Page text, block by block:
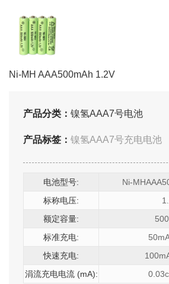
Ni-MH AAA500mAh 1.2V
产品分类： 镍氢AAA7号电池
产品标签： 镍氢AAA7号充电电池
电池型号:
Ni-
标称电压:
额定容量:
标准充电:
快速充电:
涓流充电电流 (mA):